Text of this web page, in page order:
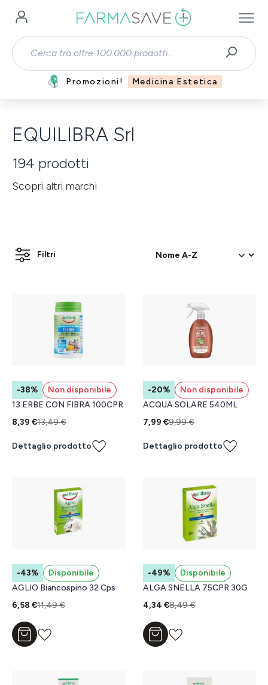
Passa al contenuto principale
Promozioni! Medicina Estetica
EQUILIBRA Srl
194 prodotti
Scopri altri marchi
Filtri
-38%
Non disponibile
13 ERBE CON FIBRA 100CPR
8,39 €13,49 €
Dettaglio prodotto
-20%
Non disponibile
ACQUA SOLARE 540ML
7,99 €9,99 €
Dettaglio prodotto
-43%
Disponibile
AGLIO Biancospino 32 Cps
6,58 €11,49 €
Aggiungi al carrello
-49%
Disponibile
ALGA SNELLA 75CPR 30G
4,34 €8,49 €
Aggiungi al carrello